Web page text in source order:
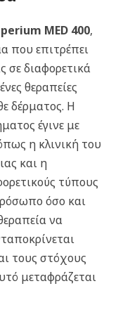
MED 400,
που επιτρέπει
σε διαφορετικά
θεραπείες
δέρματος. Η
έγινε με
η κλινική του
και η
τύπους
όσο και
να
τους στόχους
μεταφράζεται